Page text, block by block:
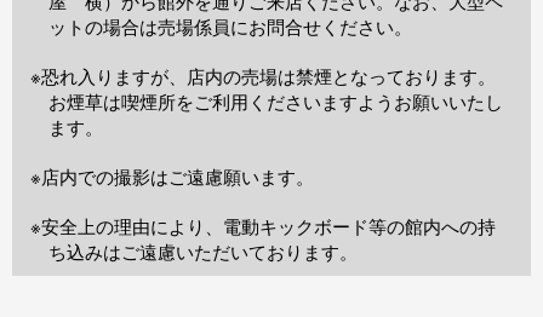
ットの場合は売場係員にお問合せください。
※恐れ入りますが、店内の売場は禁煙となっております。
お煙草は喫煙所をご利用くださいますようお願いいたし
ます。
※店内での撮影はご遠慮願います。
※安全上の理由により、電動キックボード等の館内への持
ち込みはご遠慮いただいております。